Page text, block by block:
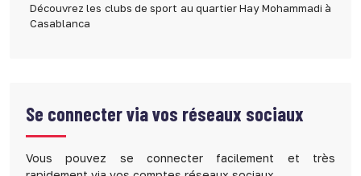
Découvrez les clubs de sport au quartier Hay Mohammadi à
Casablanca
Se connecter via vos réseaux sociaux
Vous pouvez se connecter facilement et très